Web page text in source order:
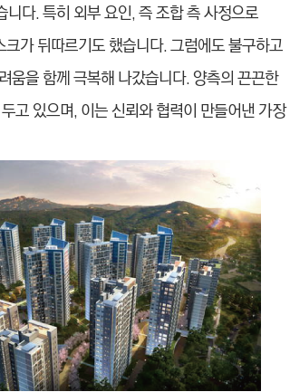
다. 특히 외부 요인, 즉 조합 측 사정으로
가 뒤따르기도 했습니다. 그럼에도 불구하고
움을 함께 극복해 나갔습니다. 양측의 끈끈한
고 있으며, 이는 신뢰와 협력이 만들어낸 가장